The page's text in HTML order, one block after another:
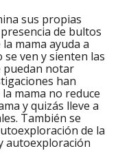
sus propias
de bultos
mama ayuda a
ven y sienten las
puedan notar
han
mama no reduce
y quizás lleve a
También se
de la
autoexploración